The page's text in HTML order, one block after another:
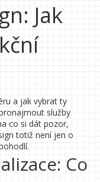
Jak
a jak vybrat ty
služby
co si dát pozor,
totiž není jen o
Co